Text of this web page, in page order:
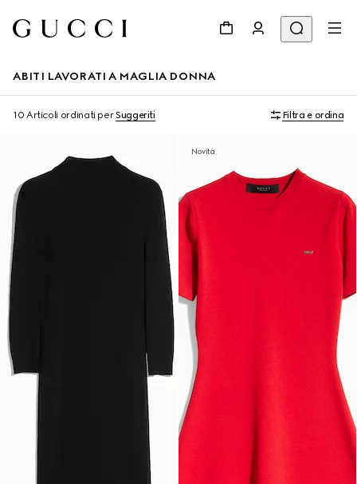
ABITI LAVORATI A MAGLIA DONNA
10 Articoli ordinati perSuggeriti Filtra e ordina
Novità